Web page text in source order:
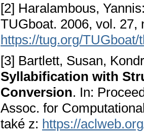
[2] Haralambous,
TUGboat. 2006, vol. 27,
https://tug.org/
[3] Bartlett, Susan,
Syllabification with
Conversion. In:
Assoc. for
také z: https://